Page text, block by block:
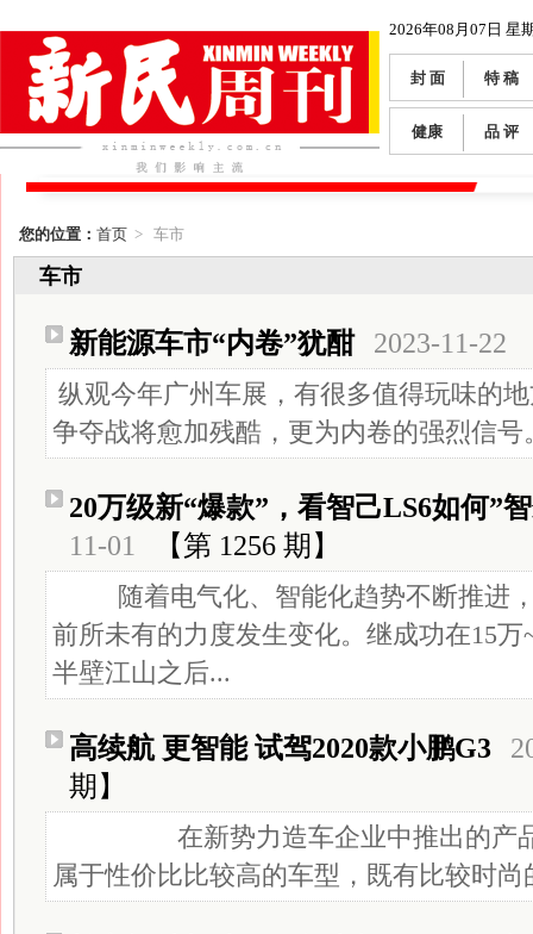
2026年08月07日 星
封 面 特 稿
健康 品 评
您的位置： 首页 > 车市
车市
新能源车市“内卷”犹酣 2023-11-22
纵观今年广州车展，有很多值得玩味的
争夺战将愈加残酷，更为内卷的强烈信号
20万级新“爆款”，看智己LS6如何”
11-01
【第 1256 期】
随着电气化、智能化趋势不断推进，
前所未有的力度发生变化。继成功在15
半壁江山之后...
高续航 更智能 试驾2020款小鹏G3
期】
在新势力造车企业中推出的产品
属于性价比比较高的车型，既有比较时尚